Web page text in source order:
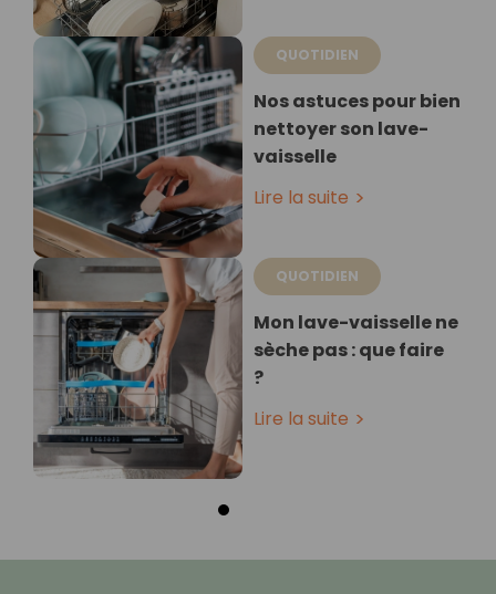
QUOTIDIEN
Nos astuces pour bien
nettoyer son lave-
vaisselle
Lire la suite
QUOTIDIEN
Mon lave-vaisselle ne
sèche pas : que faire
?
Lire la suite